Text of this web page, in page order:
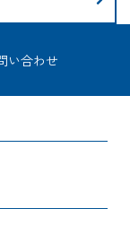
い合わせ